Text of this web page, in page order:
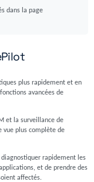
dans la page
plus rapidement et en
avancées de
et la surveillance de
vue plus complète de
rapidement les
et de prendre des
affectés.